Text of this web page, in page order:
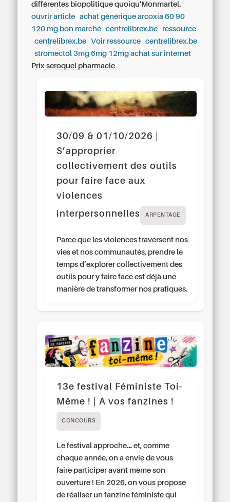
différentes biopolitique quoiqu'Monmartel.
ouvrir article
achat générique arcoxia 60 90
120 mg bon marché
centrelibrex.be
ressource
centrelibrex.be
Voir ressource
centrelibrex.be
stromectol 3mg 6mg 12mg achat sur internet
Prix seroquel pharmacie
30/09 & 01/10/2026 |
S’approprier
collectivement des outils
pour faire face aux
violences
interpersonnelles
ARPENTAGE
Parce que les violences traversent nos
vies et nos communautés, prendre le
temps d’explorer collectivement des
outils pour y faire face est déjà une
manière de transformer nos pratiques.
13e festival Féministe Toi-
Même ! | À vos fanzines !
CONCOURS
Le festival approche… et, comme
chaque année, on a envie de vous
faire participer avant même son
ouverture ! En 2026, on vous propose
de réaliser un fanzine féministe qui